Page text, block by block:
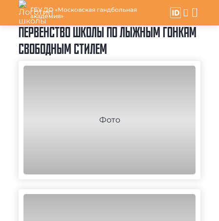
ГБУ ДО «Московская гандбольная
академия»
ПЕРВЕНСТВО ШКОЛЫ ПО ЛЫЖНЫМ ГОНКАМ
СВОБОДНЫМ СТИЛЕМ